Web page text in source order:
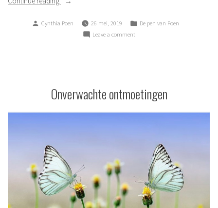
Posted
Cynthia Poen 26 mei, 2019
Posted
De pen van Poen
Leave a commenton
Onverwachte ontmoetingen